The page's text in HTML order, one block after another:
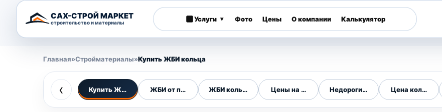
САХ-СТРОЙ МАРКЕТ
строительство и материалы Услуги ▾ Фото Цены О компании Калькулятор
Главная»Стройматериалы»Купить ЖБИ кольца
‹ Купить ЖБИ кольцаЖБИ от производителяЖБИ кольца Цены на ЖБИ кольцаНедорогие ЖБИ кольцаЦена кольца 1 м